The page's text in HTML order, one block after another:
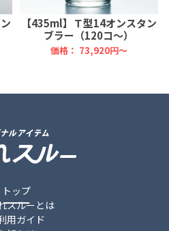
【435ml】Ｔ型14オンスタン
ブラー（120コ～）
価格： 73,920円～
トップ
スルーとは
用ガイド